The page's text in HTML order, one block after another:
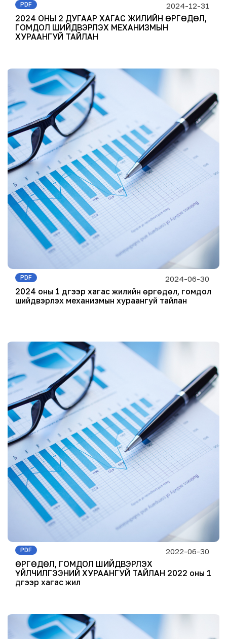
PDF
2024-12-31
2024 ОНЫ 2 ДУГААР ХАГАС ЖИЛИЙН ӨРГӨДӨЛ,
ГОМДОЛ ШИЙДВЭРЛЭХ МЕХАНИЗМЫН
ХУРААНГУЙ ТАЙЛАН
PDF
2024-06-30
2024 оны 1 дүгээр хагас жилийн өргөдөл, гомдол
шийдвэрлэх механизмын хураангуй тайлан
PDF
2022-06-30
ӨРГӨДӨЛ, ГОМДОЛ ШИЙДВЭРЛЭХ
ҮЙЛЧИЛГЭЭНИЙ ХУРААНГУЙ ТАЙЛАН 2022 оны 1
дүгээр хагас жил